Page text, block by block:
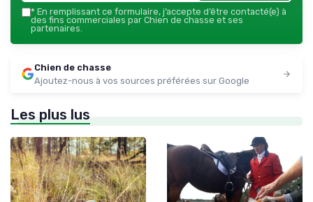
* En remplissant ce formulaire, j’accepte d’être contacté(e) à
des fins commerciales par Chien de chasse et ses
partenaires.
Chien de chasse
Ajoutez-nous à vos sources préférées sur Google
Les plus lus